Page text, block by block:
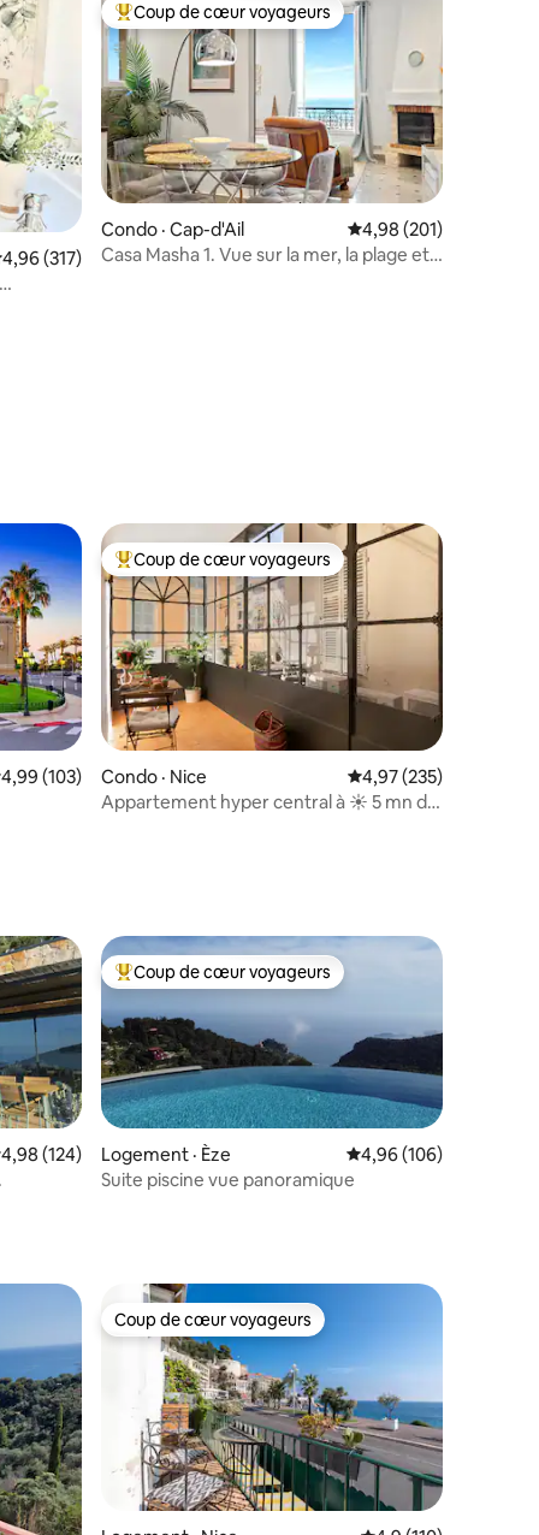
plus aimés
moyenne de 4,96 sur 5, 317 commentaires
4,96 (317)
Coup de cœur voyageurs parmi les plus aimés
Coup de cœur voyageurs
Condo · Cap-d'Ail Note moyenne de
4,98 (201)
Casa Masha 1. Vue sur la mer, la plage et
plus aimés
moyenne de 4,99 sur 5, 103 commentaires
4,99 (103)
Coup de cœur voyageurs parmi les plus aimés
Coup de cœur voyageurs
Condo · Nice Note moyenne de
4,97 (235)
Appartement hyper central à ☀ 5 mn de
moyenne de 4,98 sur 5, 124 commentaires
4,98 (124)
Coup de cœur voyageurs parmi les plus aimés
Coup de cœur voyageurs
Logement · Èze Note moyenne de
4,96 (106)
Suite piscine vue panoramique
Coup de cœur voyageurs
Coup de cœur voyageurs